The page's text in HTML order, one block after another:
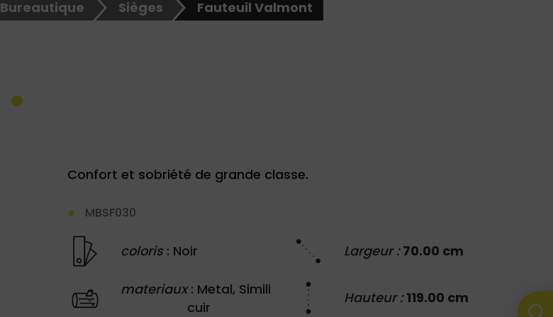
Bureautique Sièges Fauteuil Valmont
Confort et sobriété de grande classe.
MBSF030
coloris: Noir
materiaux: Metal, Simili
cuir
Largeur :70.00 cm
Hauteur :119.00 cm